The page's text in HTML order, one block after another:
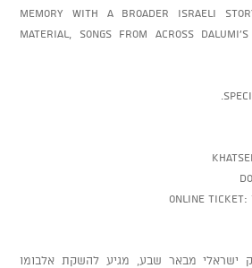
memory with a broader Israeli
material, songs from across
Online ticket:
ישראלי מבאר שבע, מגיע להשקת אלבומו